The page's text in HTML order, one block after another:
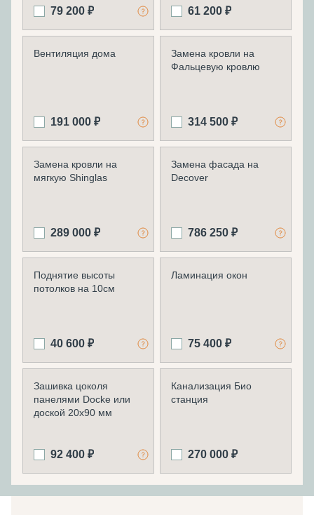
79 200 ₽ 61 200 ₽
Вентиляция дома
191 000 ₽
Замена кровли на
Фальцевую кровлю
314 500 ₽
Замена кровли на
мягкую Shinglas
289 000 ₽
Замена фасада на
Decover
786 250 ₽
Поднятие высоты
потолков на 10см
40 600 ₽
Ламинация окон
75 400 ₽
Зашивка цоколя
панелями Docke или
доской 20х90 мм
92 400 ₽
Канализация Био
станция
270 000 ₽